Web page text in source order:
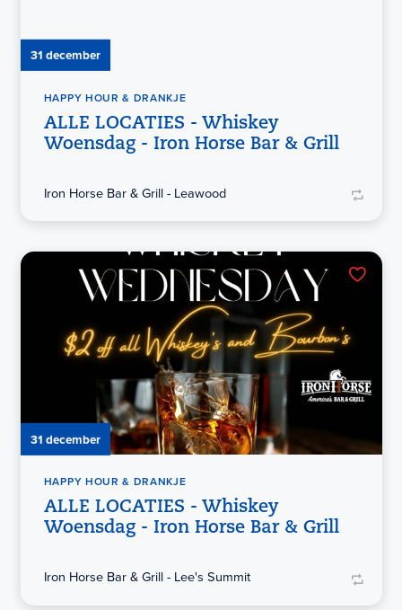
31 december
HAPPY HOUR & DRANKJE
ALLE LOCATIES - Whiskey
Woensdag - Iron Horse Bar & Grill
Iron Horse Bar & Grill - Leawood
31 december
HAPPY HOUR & DRANKJE
ALLE LOCATIES - Whiskey
Woensdag - Iron Horse Bar & Grill
Iron Horse Bar & Grill - Lee's Summit